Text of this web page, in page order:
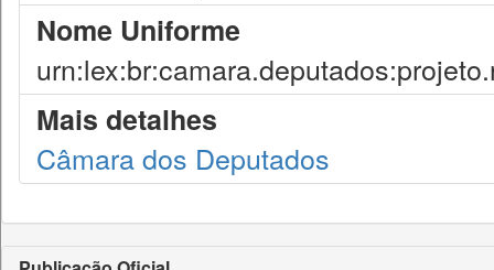
Nome Uniforme
Mais detalhes
Câmara dos Deputados